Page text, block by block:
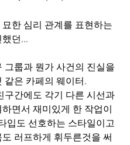
한 심리 관계를 표현하는
던...
그룹과 뭔가 사건의 진실을
같은 카페의 웨이터.
구간에도 각기 다른 시선과
면서 재미있게 한 작업이
입도 선호하는 스타일이고
러프하게 휘두른것을 써